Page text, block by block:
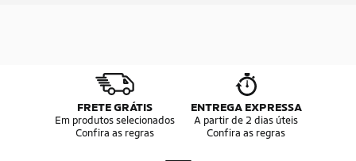
FRETE GRÁTIS
Em produtos selecionados
Confira as regras
ENTREGA EXPRESSA
A partir de 2 dias úteis
Confira as regras